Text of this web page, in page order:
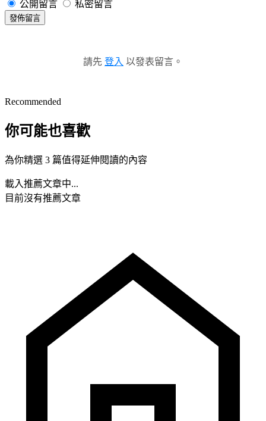
公開留言 私密留言
發佈留言
請先 登入 以發表留言。
Recommended
你可能也喜歡
為你精選 3 篇值得延伸閱讀的內容
載入推薦文章中...
目前沒有推薦文章